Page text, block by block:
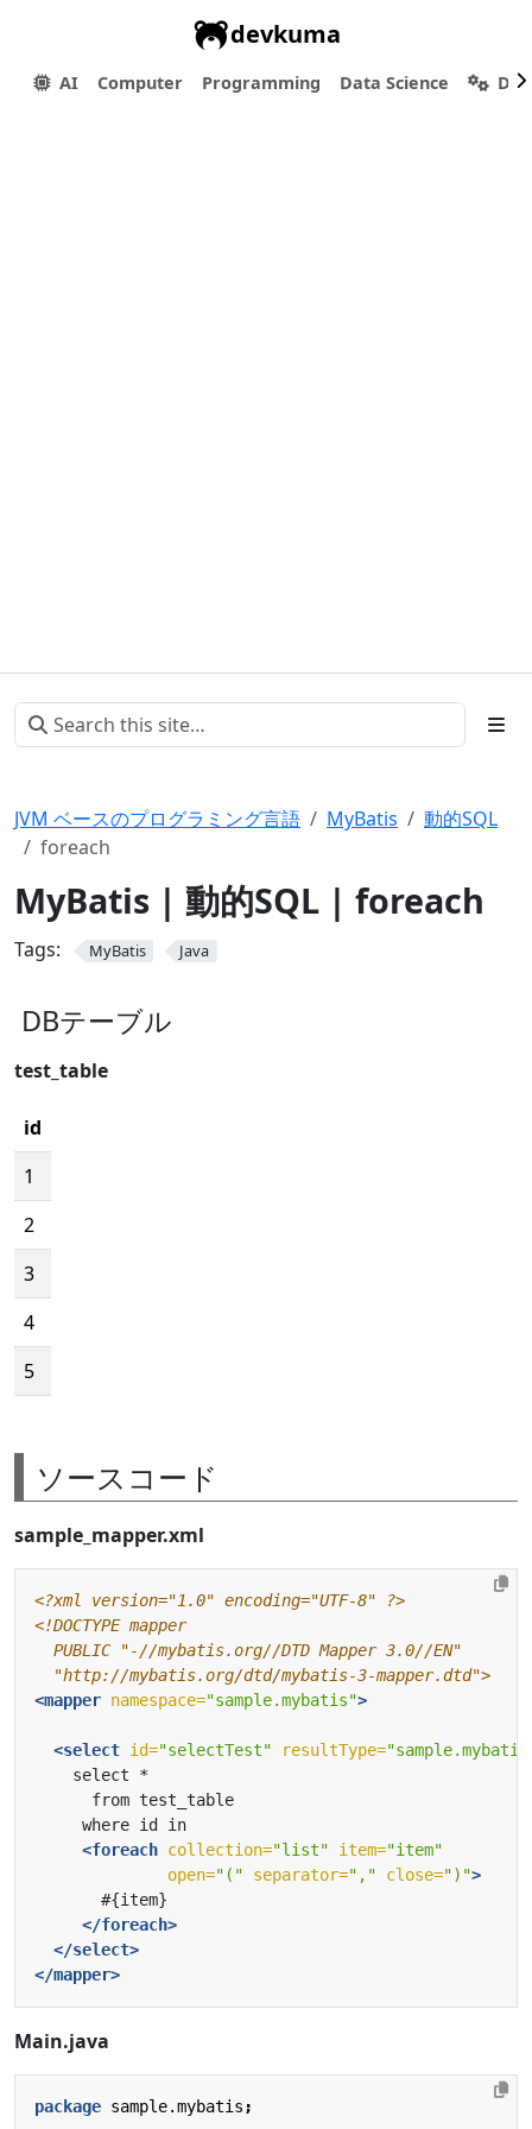
devkuma
AI Computer Programming Data Science
JVM ベースのプログラミング言語 MyBatis
動的SQL
foreach
MyBatis | 動的SQL | foreach
Tags: MyBatis Java
DBテーブル
test_table
id
1
2
3
4
5
ソースコード
sample_mapper.xml
<?xml version="1.0" encoding="UTF-8" ?>
  "http://mybatis.org/dtd/mybatis-3-mapper.dtd">
<mapper namespace="sample.mybatis">
<select id="selectTest" resultType=
<foreach collection="list" item="item"
open="(" separator="," close=")">
</foreach>
</select>
</mapper>
Main.java
package sample.mybatis ;